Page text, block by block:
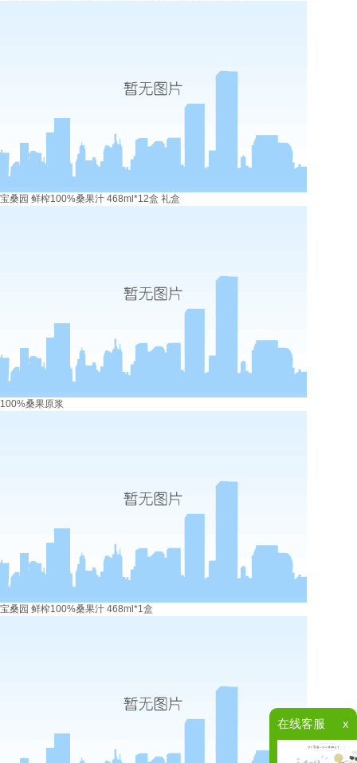
宝桑园 鲜榨100%桑果汁 468ml*12盒 礼盒
100%桑果原浆
宝桑园 鲜榨100%桑果汁 468ml*1盒
x
在线客服